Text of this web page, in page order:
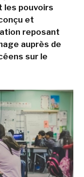
les pouvoirs
et
reposant
auprès de
sur le